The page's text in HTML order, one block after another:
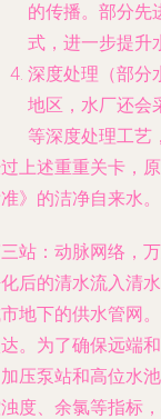
的传播。部分先
式，进一步提升
深度处理（部分
地区，水厂还会
等深度处理工艺
上述重重关卡，
》的洁净自来水。
站：动脉网络，
后的清水流入清
地下的供水管网
。为了确保远端
压泵站和高位水
度、余氯等指标